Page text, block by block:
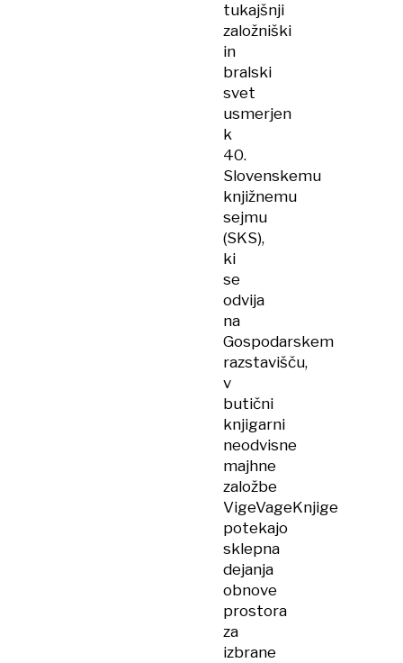
tukajšnji
založniški
in
bralski
svet
usmerjen
k
40.
Slovenskemu
knjižnemu
sejmu
(SKS),
ki
se
odvija
na
Gospodarskem
razstavišču,
v
butični
knjigarni
neodvisne
majhne
založbe
VigeVageKnjige
potekajo
sklepna
dejanja
obnove
prostora
za
izbrane